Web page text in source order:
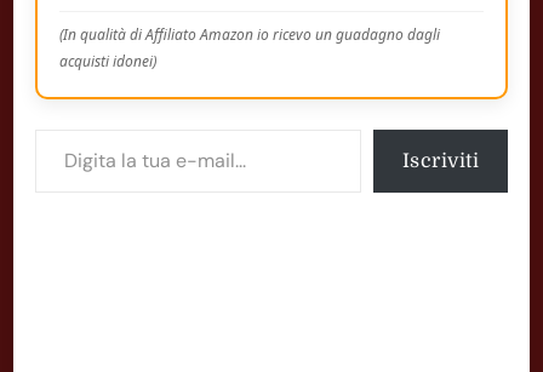
(In qualità di Affiliato Amazon io ricevo un guadagno dagli
acquisti idonei)
Iscriviti